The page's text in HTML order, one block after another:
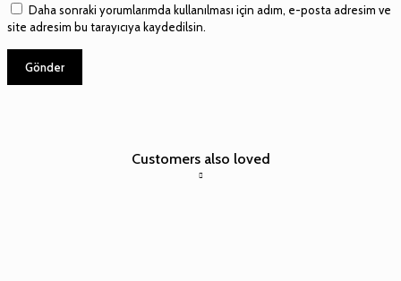
Daha sonraki yorumlarımda kullanılması için adım, e-posta adresim ve
site adresim bu tarayıcıya kaydedilsin.
Customers also loved